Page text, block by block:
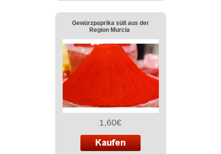
Gewürzpaprika süß aus der
Region Murcia
1,60€